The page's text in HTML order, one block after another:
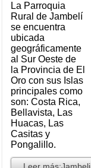
La Parroquia
Rural de Jambelí
se encuentra
ubicada
geográficamente
al Sur Oeste de
la Provincia de El
Oro con sus Islas
principales como
son: Costa Rica,
Bellavista, Las
Huacas, Las
Casitas y
Pongalillo.